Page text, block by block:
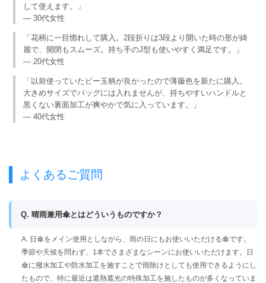
して使えます。」
— 30代女性
「花柄に一目惚れして購入。2段折りは3段より開いた時の形が綺
麗で、開閉もスムーズ。持ち手のJ型も使いやすく満足です。」
— 20代女性
「以前使っていたビー玉柄が良かったので薄藤色を新たに購入。
大きめサイズでバッグには入れませんが、持ちやすいハンドルと
黒くない裏面加工が爽やかで気に入っています。」
— 40代女性
よくあるご質問
Q. 晴雨兼用傘とはどういうものですか？
A. 日傘をメイン使用としながら、雨の日にもお使いいただける傘です。
季節や天候を問わず、1本でさまざまなシーンにお使いいただけます。日
傘に撥水加工や防水加工を施すことで雨除けとしても使用できるようにし
たもので、特に最近は遮熱遮光の特殊加工を施したものが多くなっていま